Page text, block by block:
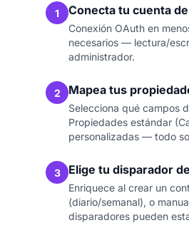
1 Conecta tu cuenta
Conexión OAuth en
necesarios — lectura/
administrador.
2 Mapea tus
Selecciona qué campos
Propiedades estándar
personalizadas — todo
3 Elige tu disparador
Enriquece al crear un
(diario/semanal), o
disparadores pueden